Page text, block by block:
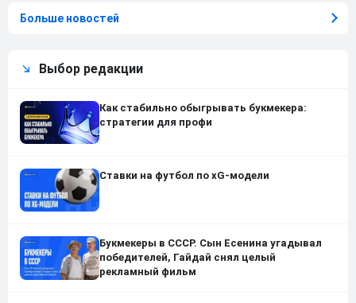
Больше новостей
Выбор редакции
Как стабильно обыгрывать букмекера:
стратегии для профи
Ставки на футбол по xG-модели
Букмекеры в СССР. Сын Есенина угадывал
победителей, Гайдай снял целый
рекламный фильм